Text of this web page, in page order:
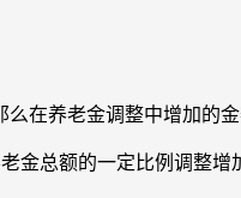
在养老金调整中增加的金
金总额的一定比例调整增